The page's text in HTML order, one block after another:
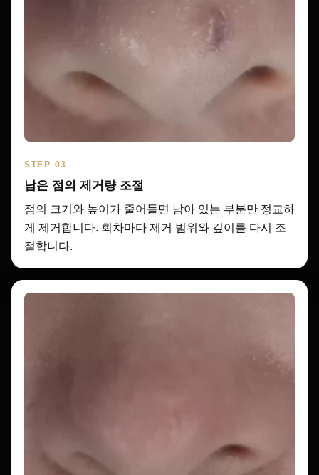
STEP 03
남은 점의 제거량 조절
점의 크기와 높이가 줄어들면 남아 있는 부분만 정교하
게 제거합니다. 회차마다 제거 범위와 깊이를 다시 조
절합니다.